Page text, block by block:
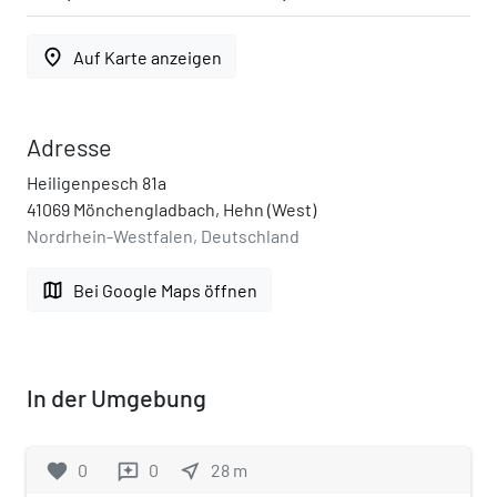
place Auf Karte anzeigen
Adresse
Heiligenpesch 81a
41069 Mönchengladbach, Hehn (West)
Nordrhein-Westfalen, Deutschland
map Bei Google Maps öffnen
In der Umgebung
favorite 0 reviews 0 near_me 28 m